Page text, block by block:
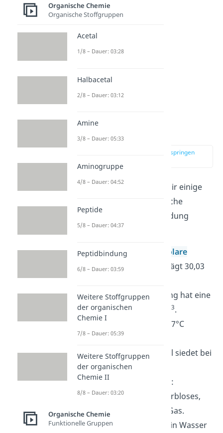
Methanal
Eigenschaften
zur Stelle im Video springen
Im Folgenden haben wir dir einige
chemische und physikalische
Eigenschaften der Verbindung
aufgelistet:
Molare Masse
molare
Massevon CH
O beträgt 30,03
Dichte: Die Verbindung hat eine
Dichte von 0,815 g/cm3.
Schmelzpunkt
: Bei -117°C
schmilzt CH
Siedepunkt: Methanal siedet bei
-19°C.
Aussehen und Geruch :
Formaldehyd ist ein farbloses,
stechend riechendes Gas.
Löslichkeit
: Es ist gut in Wasser
Organische Chemie
Organische Stoffgruppen
Acetal
1/8 – Dauer: 03:28
Halbacetal
2/8 – Dauer: 03:12
Amine
3/8 – Dauer: 05:33
Aminogruppe
4/8 – Dauer: 04:52
Peptide
5/8 – Dauer: 04:37
Peptidbindung
6/8 – Dauer: 03:59
Weitere Stoffgruppen
der organischen
Chemie I
7/8 – Dauer: 05:39
Weitere Stoffgruppen
der organischen
Chemie II
8/8 – Dauer: 03:20
Organische Chemie
Funktionelle Gruppen